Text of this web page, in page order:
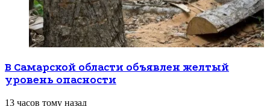
В Самарской области объявлен желтый
уровень опасности
13 часов тому назад